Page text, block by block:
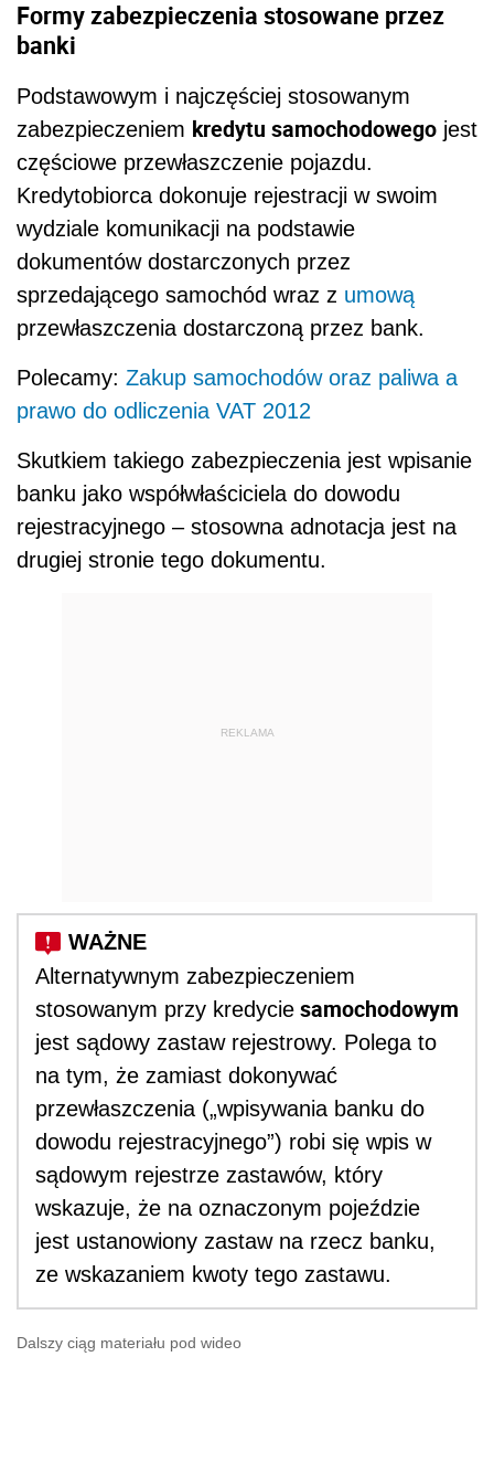
Formy zabezpieczenia stosowane przez
banki
Podstawowym i najczęściej stosowanym
zabezpieczeniem kredytu samochodowego jest
częściowe przewłaszczenie pojazdu.
Kredytobiorca dokonuje rejestracji w swoim
wydziale komunikacji na podstawie
dokumentów dostarczonych przez
sprzedającego samochód wraz z umową
przewłaszczenia dostarczoną przez bank.
Polecamy: Zakup samochodów oraz paliwa a
prawo do odliczenia VAT 2012
Skutkiem takiego zabezpieczenia jest wpisanie
banku jako współwłaściciela do dowodu
rejestracyjnego – stosowna adnotacja jest na
drugiej stronie tego dokumentu.
REKLAMA
Alternatywnym zabezpieczeniem
stosowanym przy kredycie samochodowym
jest sądowy zastaw rejestrowy. Polega to
na tym, że zamiast dokonywać
przewłaszczenia („wpisywania banku do
dowodu rejestracyjnego”) robi się wpis w
sądowym rejestrze zastawów, który
wskazuje, że na oznaczonym pojeździe
jest ustanowiony zastaw na rzecz banku,
ze wskazaniem kwoty tego zastawu.
Dalszy ciąg materiału pod wideo